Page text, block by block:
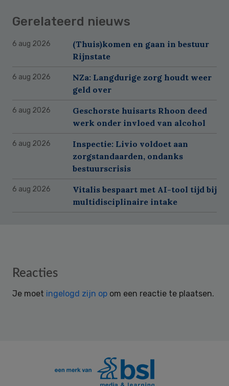
Gerelateerd nieuws
6 aug 2026
(Thuis)komen en gaan in bestuur
Rijnstate
6 aug 2026
NZa: Langdurige zorg houdt weer
geld over
6 aug 2026
Geschorste huisarts Rhoon deed
werk onder invloed van alcohol
6 aug 2026
Inspectie: Livio voldoet aan
zorgstandaarden, ondanks
bestuurscrisis
6 aug 2026
Vitalis bespaart met AI-tool tijd bij
multidisciplinaire intake
Reader
Reacties
Je moet ingelogd zijn op om een reactie te plaatsen.